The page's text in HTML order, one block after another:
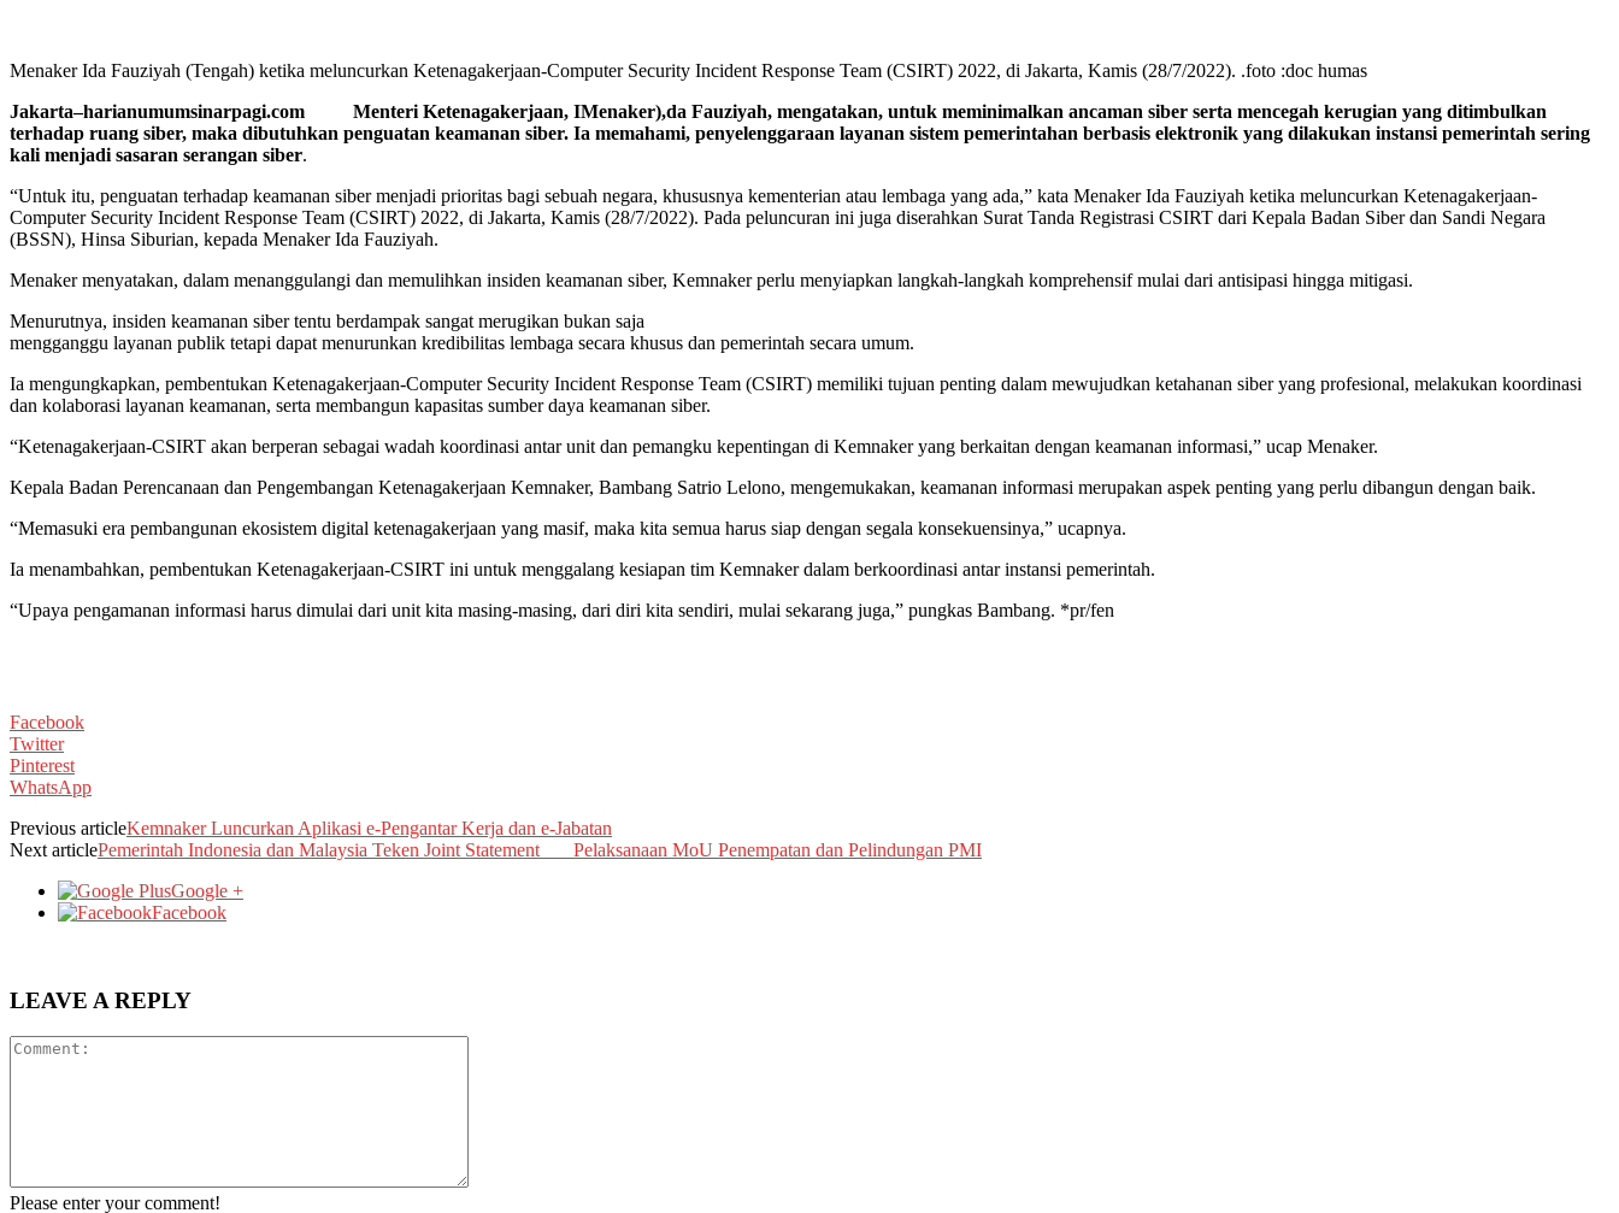
Menaker Ida Fauziyah (Tengah) ketika meluncurkan Ketenagakerjaan-Computer Security Incident Response Team (CSIRT) 2022, di Jakarta, Kamis (28/7/2022). .foto :doc humas
Jakarta–harianumumsinarpagi.com Menteri Ketenagakerjaan, IMenaker),da Fauziyah, mengatakan, untuk meminimalkan ancaman siber serta mencegah kerugian yang ditimbulkan
terhadap ruang siber, maka dibutuhkan penguatan keamanan siber. Ia memahami, penyelenggaraan layanan sistem pemerintahan berbasis elektronik yang dilakukan instansi pemerintah sering
kali menjadi sasaran serangan siber.
“Untuk itu, penguatan terhadap keamanan siber menjadi prioritas bagi sebuah negara, khususnya kementerian atau lembaga yang ada,” kata Menaker Ida Fauziyah ketika meluncurkan Ketenagakerjaan-
Computer Security Incident Response Team (CSIRT) 2022, di Jakarta, Kamis (28/7/2022). Pada peluncuran ini juga diserahkan Surat Tanda Registrasi CSIRT dari Kepala Badan Siber dan Sandi Negara
(BSSN), Hinsa Siburian, kepada Menaker Ida Fauziyah.
Menaker menyatakan, dalam menanggulangi dan memulihkan insiden keamanan siber, Kemnaker perlu menyiapkan langkah-langkah komprehensif mulai dari antisipasi hingga mitigasi.
Menurutnya, insiden keamanan siber tentu berdampak sangat merugikan bukan saja
mengganggu layanan publik tetapi dapat menurunkan kredibilitas lembaga secara khusus dan pemerintah secara umum.
Ia mengungkapkan, pembentukan Ketenagakerjaan-Computer Security Incident Response Team (CSIRT) memiliki tujuan penting dalam mewujudkan ketahanan siber yang profesional, melakukan koordinasi
dan kolaborasi layanan keamanan, serta membangun kapasitas sumber daya keamanan siber.
“Ketenagakerjaan-CSIRT akan berperan sebagai wadah koordinasi antar unit dan pemangku kepentingan di Kemnaker yang berkaitan dengan keamanan informasi,” ucap Menaker.
Kepala Badan Perencanaan dan Pengembangan Ketenagakerjaan Kemnaker, Bambang Satrio Lelono, mengemukakan, keamanan informasi merupakan aspek penting yang perlu dibangun dengan baik.
“Memasuki era pembangunan ekosistem digital ketenagakerjaan yang masif, maka kita semua harus siap dengan segala konsekuensinya,” ucapnya.
Ia menambahkan, pembentukan Ketenagakerjaan-CSIRT ini untuk menggalang kesiapan tim Kemnaker dalam berkoordinasi antar instansi pemerintah.
“Upaya pengamanan informasi harus dimulai dari unit kita masing-masing, dari diri kita sendiri, mulai sekarang juga,” pungkas Bambang. *pr/fen
Facebook
Twitter
Pinterest
WhatsApp
Previous articleKemnaker Luncurkan Aplikasi e-Pengantar Kerja dan e-Jabatan
Next articlePemerintah Indonesia dan Malaysia Teken Joint Statement Pelaksanaan MoU Penempatan dan Pelindungan PMI
Google +
Facebook
LEAVE A REPLY
Please enter your comment!